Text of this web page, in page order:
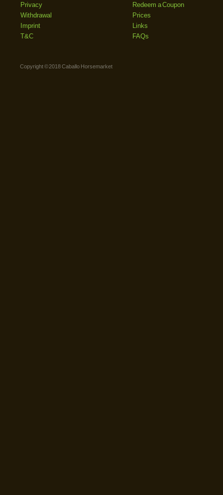
Privacy
Withdrawal
Imprint
T&C
Redeem a Coupon
Prices
Links
FAQs
Copyright © 2018 Caballo Horsemarket